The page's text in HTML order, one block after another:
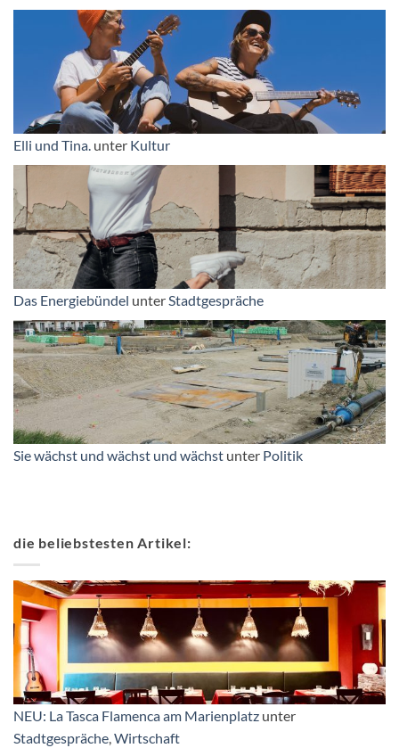
Elli und Tina. unter Kultur
Das Energiebündel unterStadtgespräche
Sie wächst und wächst und wächst unter Politik
die beliebstesten Artikel:
NEU: La Tasca Flamenca am Marienplatz unter
Stadtgespräche,Wirtschaft